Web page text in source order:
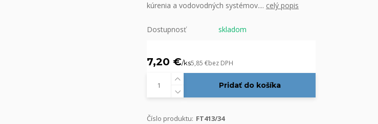
kúrenia a vodovodných systémov.... celý popis
Dostupnosť skladom
7,20 €/ks5,85 €bez DPH
Pridať do košíka
Číslo produktu: FT413/34